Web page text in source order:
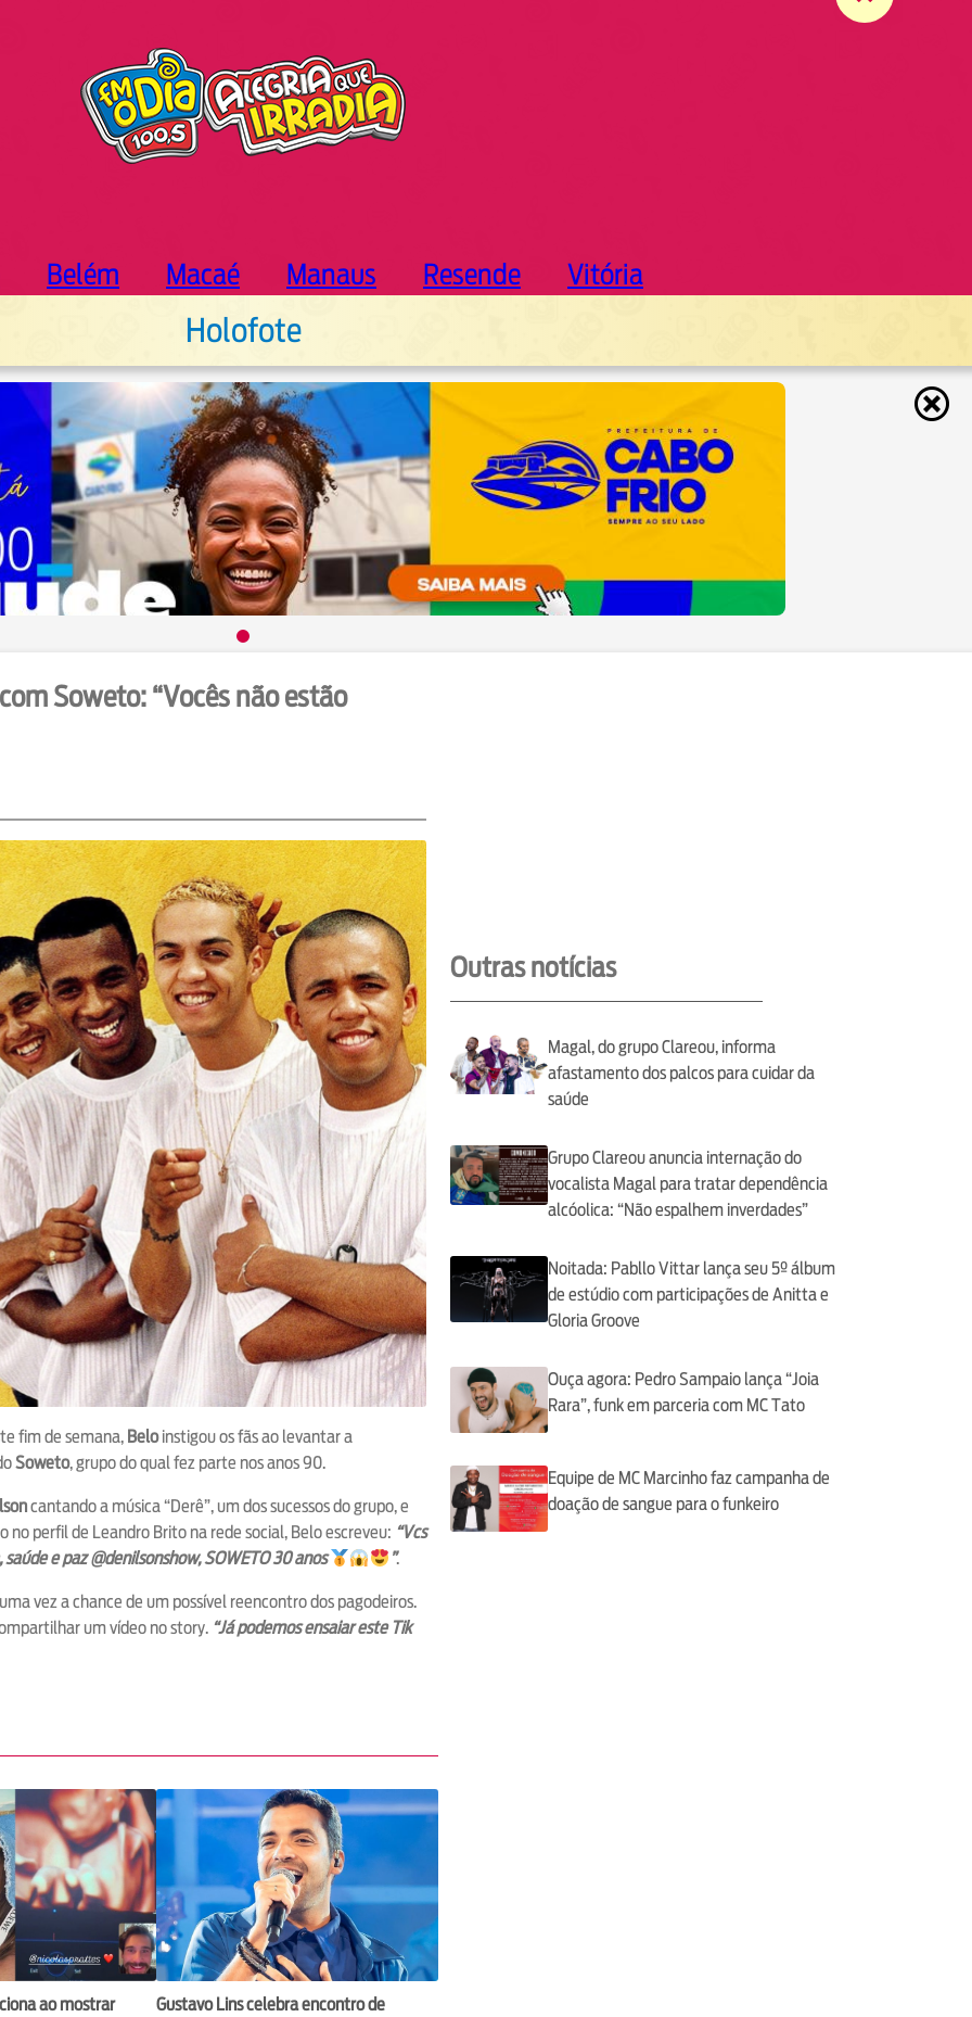
Belém Macaé Manaus Resende Vitória
Holofote
Soweto: “Vocês não estão
fim de semana, Beloinstigou os fãs ao levantar a
Soweto, grupo do qual fez parte nos anos 90.
cantando a música “Derê”, um dos sucessos do grupo, e
perfil de Leandro Brito na rede social, Belo escreveu: “Vcs
e paz @denilsonshow, SOWETO 30 anos
”.
vez a chance de um possível reencontro dos pagodeiros.
um vídeo no story. “Já podemos ensaiar este Tik
ao mostrar Gustavo Lins celebra encontro de
Outras notícias
Magal, do grupo Clareou, informa
afastamento dos palcos para cuidar da
saúde
Grupo Clareou anuncia internação do
vocalista Magal para tratar dependência
alcóolica: “Não espalhem inverdades”
Noitada: Pabllo Vittar lança seu 5º álbum
de estúdio com participações de Anitta e
Gloria Groove
Ouça agora: Pedro Sampaio lança “Joia
Rara”, funk em parceria com MC Tato
Equipe de MC Marcinho faz campanha de
doação de sangue para o funkeiro